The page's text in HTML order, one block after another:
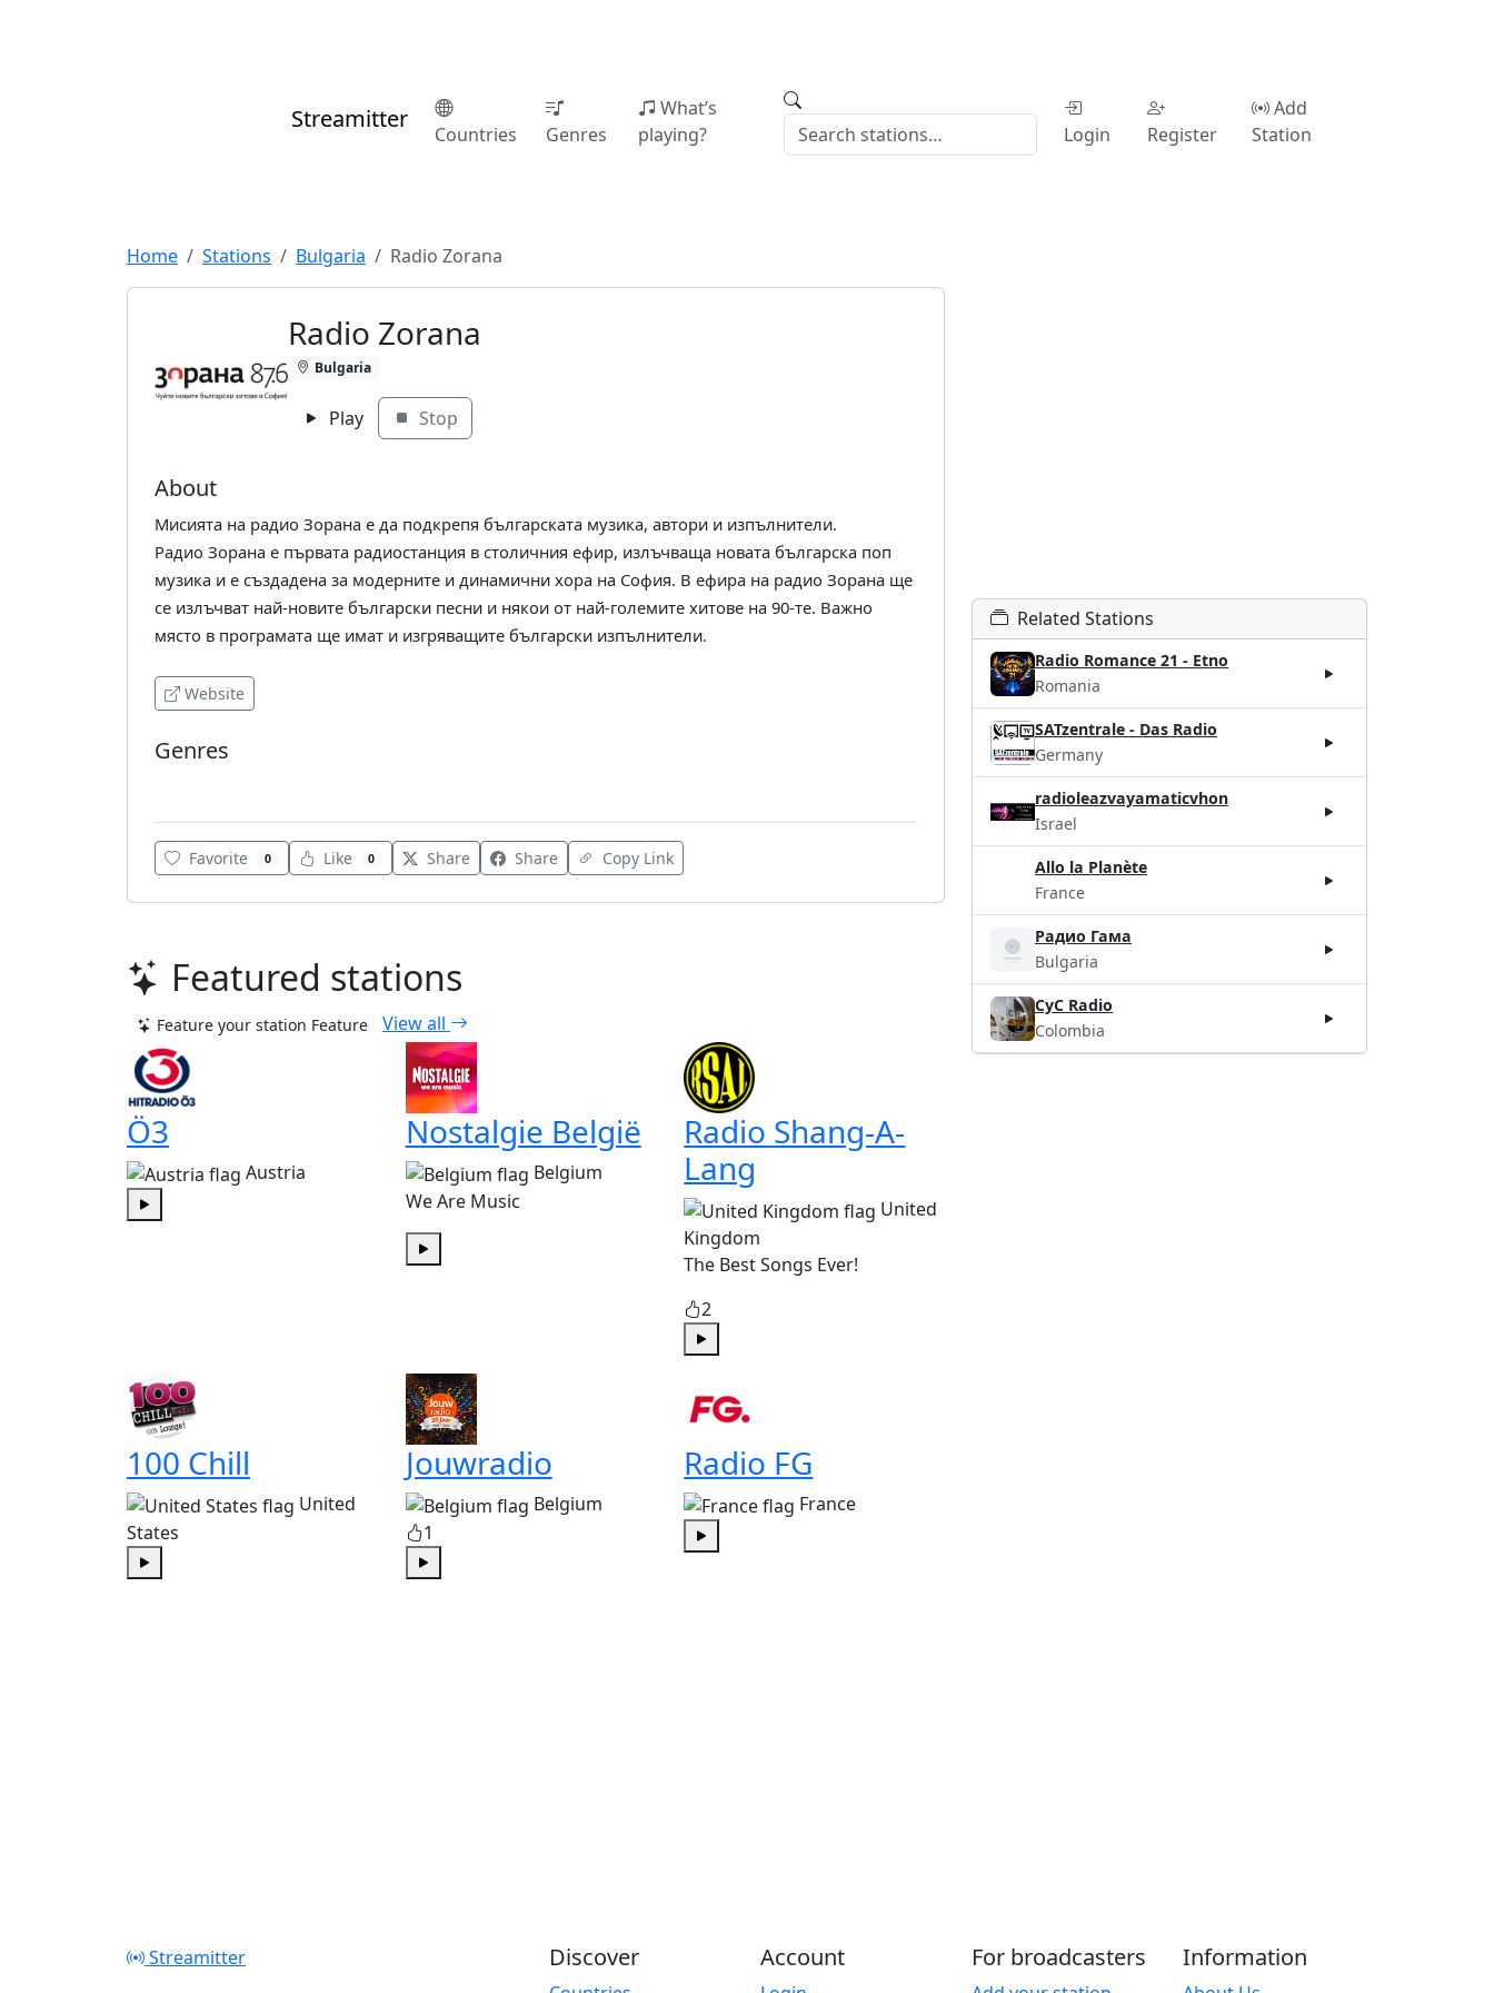
Streamitter
Countries Genres
What’s
playing?
Login Register
Add
Station
Home Stations Bulgaria Radio Zorana
Radio Zorana
Bulgaria
Play Stop
About
Мисията на радио Зорана е да подкрепя българската музика, автори и изпълнители.
Радио Зорана е първата радиостанция в столичния ефир, излъчваща новата българска поп
музика и е създадена за модерните и динамични хора на София. В ефира на радио Зорана ще
се излъчват най-новите български песни и някои от най-големите хитове на 90-те. Важно
място в програмата ще имат и изгряващите български изпълнители.
Website
Genres
Favorite 0 Like 0 Share Share Copy Link
Featured stations
Feature your station Feature View all
Ö3
Austria
Nostalgie België
Belgium
We Are Music
Radio Shang-A-
Lang
United
Kingdom
The Best Songs Ever!
2
100 Chill
United
States
Jouwradio
Belgium
1
Radio FG
France
Related Stations
Radio Romance 21 - Etno
Romania
SATzentrale - Das Radio
Germany
radioleazvayamaticvhon
Israel
Allo la Planète
France
Радио Гама
Bulgaria
CyC Radio
Colombia
Streamitter
Discover Account For broadcasters Information